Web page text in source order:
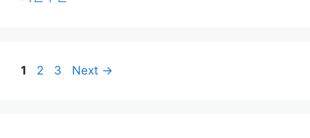
Page
1 Page
2 Page
3 Next →